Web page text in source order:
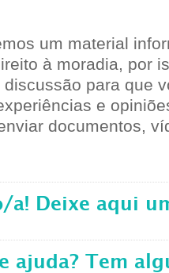
um material
à moradia, por
para que
e
documentos,
a! Deixe aqui
ajuda? Tem